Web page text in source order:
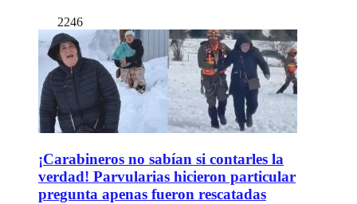
2246
¡Carabineros no sabían si contarles la
verdad! Parvularias hicieron particular
pregunta apenas fueron rescatadas